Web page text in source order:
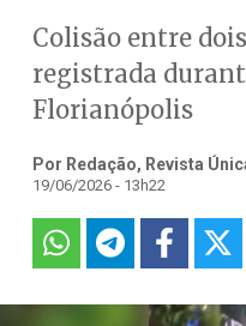
Colisão entre
registrada
Florianópolis
Por Redação, Revista
19/06/2026 - 13h22